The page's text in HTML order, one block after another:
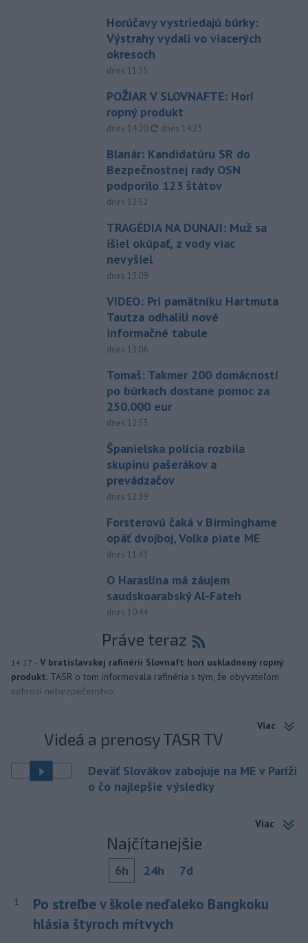
Horúčavy vystriedajú búrky:
Výstrahy vydali vo viacerých
okresoch
dnes 11:55
POŽIAR V SLOVNAFTE: Horí
ropný produkt
dnes 14:20, aktualizované
dnes 14:23
Blanár: Kandidatúru SR do
Bezpečnostnej rady OSN
podporilo 123 štátov
dnes 12:52
TRAGÉDIA NA DUNAJI: Muž sa
išiel okúpať, z vody viac
nevyšiel
dnes 13:09
VIDEO: Pri pamätníku Hartmuta
Tautza odhalili nové
informačné tabule
dnes 13:06
Tomaš: Takmer 200 domácností
po búrkach dostane pomoc za
250.000 eur
dnes 12:53
Španielska polícia rozbila
skupinu pašerákov a
prevádzačov
dnes 12:39
Forsterovú čaká v Birminghame
opäť dvojboj, Volka piate ME
dnes 11:43
O Haraslína má záujem
saudskoarabský Al-Fateh
dnes 10:44
Práve teraz
14:17 - V bratislavskej rafinérii Slovnaft horí uskladnený ropný
produkt. TASR o tom informovala rafinéria s tým, že obyvateľom
nehrozí nebezpečenstvo.
Viac
Videá a prenosy TASR TV
Deväť Slovákov zabojuje na ME v Paríži
o čo najlepšie výsledky
Viac
Najčítanejšie
6h 24h 7d
1
Po streľbe v škole neďaleko Bangkoku
hlásia štyroch mŕtvych